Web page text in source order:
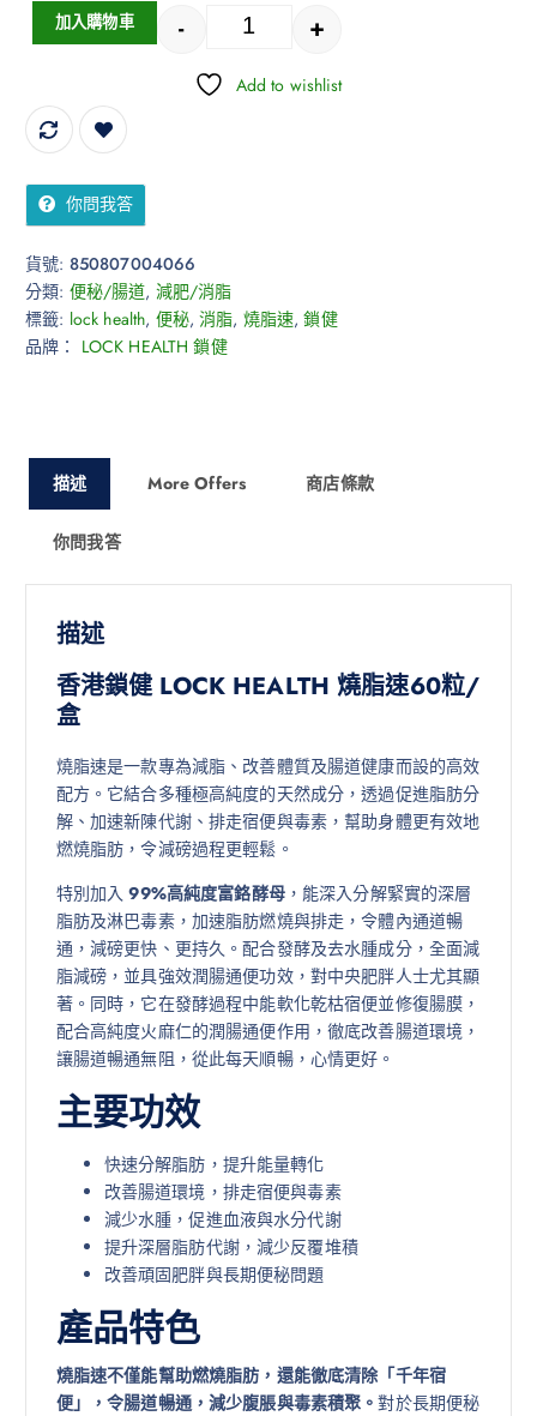
- +
加入購物車
Add to wishlist
你問我答
貨號: 850807004066
分類: 便秘/腸道, 減肥/消脂
標籤: lock health, 便秘,消脂, 燒脂速,鎖健
品牌： LOCK HEALTH 鎖健
描述 More Offers 商店條款
你問我答
描述
香港鎖健 LOCK HEALTH 燒脂速60粒/
盒
燒脂速是一款專為減脂、改善體質及腸道健康而設的高效
配方。它結合多種極高純度的天然成分，透過促進脂肪分
解、加速新陳代謝、排走宿便與毒素，幫助身體更有效地
燃燒脂肪，令減磅過程更輕鬆。
特別加入99%高純度富鉻酵母，能深入分解緊實的深層
脂肪及淋巴毒素，加速脂肪燃燒與排走，令體內通道暢
通，減磅更快、更持久。配合發酵及去水腫成分，全面減
脂減磅，並具強效潤腸通便功效，對中央肥胖人士尤其顯
著。同時，它在發酵過程中能軟化乾枯宿便並修復腸膜，
配合高純度火麻仁的潤腸通便作用，徹底改善腸道環境，
讓腸道暢通無阻，從此每天順暢，心情更好。
主要功效
快速分解脂肪，提升能量轉化
改善腸道環境，排走宿便與毒素
減少水腫，促進血液與水分代謝
提升深層脂肪代謝，減少反覆堆積
改善頑固肥胖與長期便秘問題
產品特色
燒脂速不僅能幫助燃燒脂肪，還能徹底清除「千年宿
便」，令腸道暢通，減少腹脹與毒素積聚。對於長期便秘